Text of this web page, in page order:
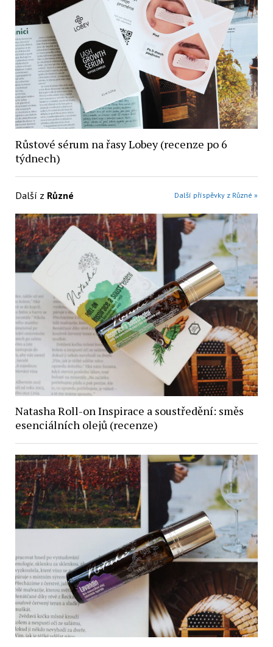
Růstové sérum na řasy Lobey (recenze po 6
týdnech)
Další z Různé Další příspěvky z Různé »
Natasha Roll-on Inspirace a soustředění: směs
esenciálních olejů (recenze)